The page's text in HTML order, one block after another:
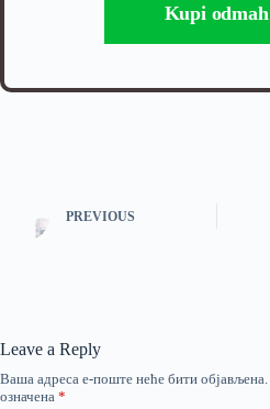
Kupi odmah
PREVIOUS
Leave a Reply
Ваша адреса е-поште неће бити објављена.
означена *